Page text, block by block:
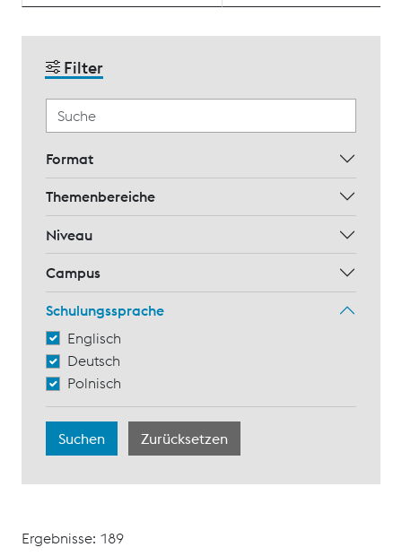
Filter
Format
Themenbereiche
Niveau
Campus
Schulungssprache
Englisch
Deutsch
Polnisch
Ergebnisse: 189